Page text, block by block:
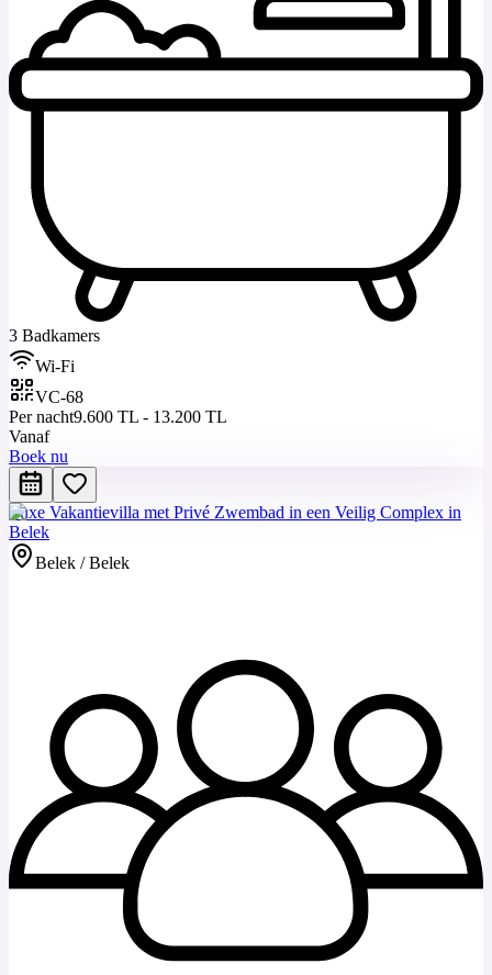
3 Badkamers
Wi-Fi
VC-68
Per nacht9.600 TL - 13.200 TL
Vanaf
Boek nu
Luxe Vakantievilla met Privé Zwembad in een Veilig Complex in
Belek
Belek / Belek